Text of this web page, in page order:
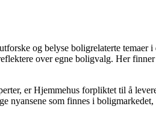
og belyse boligrelaterte
over egne boligvalg. Her
er Hjemmehus forpliktet til å
nyansene som finnes i